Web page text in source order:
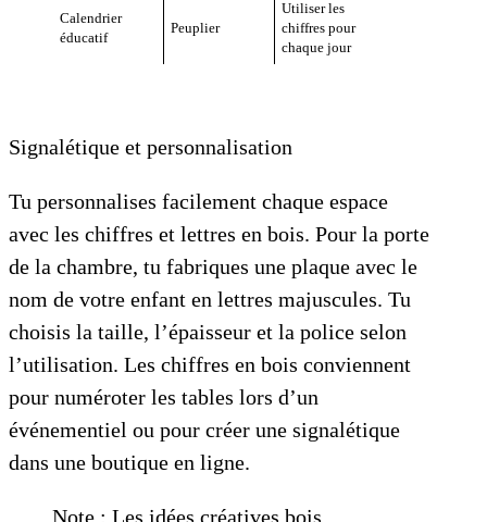
Calendrier
éducatif
Peuplier
Utiliser les
chiffres pour
chaque jour
Signalétique et personnalisation
Tu personnalises facilement chaque espace
avec les chiffres et lettres en bois. Pour la porte
de la chambre, tu fabriques une plaque avec le
nom de votre enfant en lettres majuscules. Tu
choisis la taille, l’épaisseur et la police selon
l’utilisation. Les chiffres en bois conviennent
pour numéroter les tables lors d’un
événementiel ou pour créer une signalétique
dans une boutique en ligne.
Note : Les idées créatives bois